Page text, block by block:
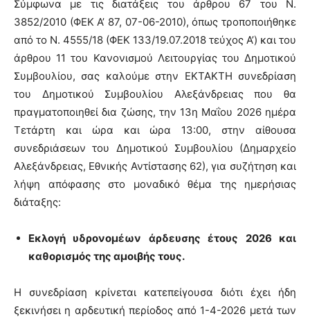
Σύμφωνα με τις διατάξεις του άρθρου 67 του Ν.
3852/2010 (ΦΕΚ Α’ 87, 07-06-2010), όπως τροποποιήθηκε
από το N. 4555/18 (ΦΕΚ 133/19.07.2018 τεύχος Α’) και του
άρθρου 11 του Κανονισμού Λειτουργίας του Δημοτικού
Συμβουλίου, σας καλούμε στην ΕΚΤΑΚΤΗ συνεδρίαση
του Δημοτικού Συμβουλίου Αλεξάνδρειας που θα
πραγματοποιηθεί δια ζώσης, την 13η Μαΐου 2026 ημέρα
Τετάρτη και ώρα και ώρα 13:00, στην αίθουσα
συνεδριάσεων του Δημοτικού Συμβουλίου (Δημαρχείο
Αλεξάνδρειας, Εθνικής Αντίστασης 62), για συζήτηση και
λήψη απόφασης στο μοναδικό θέμα της ημερήσιας
διάταξης:
Εκλογή υδρονομέων άρδευσης έτους 2026 και
καθορισμός της αμοιβής τους.
Η συνεδρίαση κρίνεται κατεπείγουσα διότι έχει ήδη
ξεκινήσει η αρδευτική περίοδος από 1-4-2026 μετά των